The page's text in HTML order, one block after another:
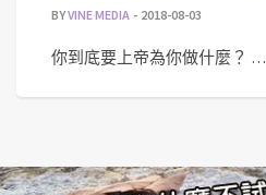
BYVINE MEDIA 2018-08-03
你到底要上帝為你做什麼？ …